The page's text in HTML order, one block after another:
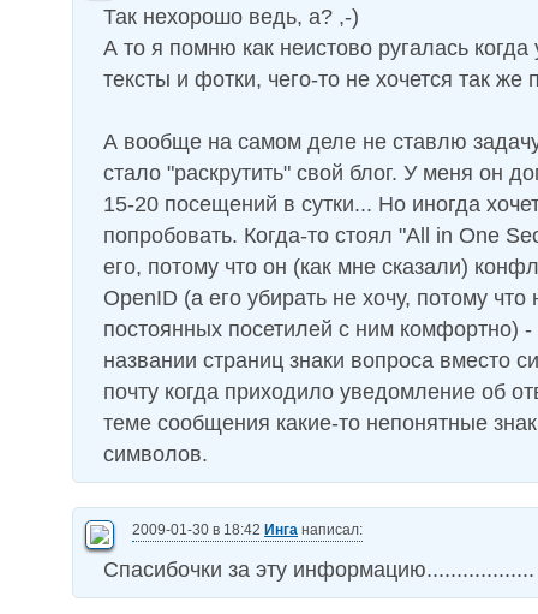
Так нехорошо ведь, а? ,-)
А то я помню как неистово ругалась
тексты и фотки, чего-то не хочется так же
А вообще на самом деле не ставлю
стало "раскрутить" свой блог. У меня он
15-20 посещений в сутки... Но иногда
попробовать. Когда-то стоял "All in One
его, потому что он (как мне сказали)
OpenID (а его убирать не хочу, потому что
постоянных посетилей с ним комфортно)
названии страниц знаки вопроса вместо
почту когда приходило уведомление об
теме сообщения какие-то непонятные
символов.
2009-01-30 в 18:42 Инга написал:
Спасибочки за эту информацию..................